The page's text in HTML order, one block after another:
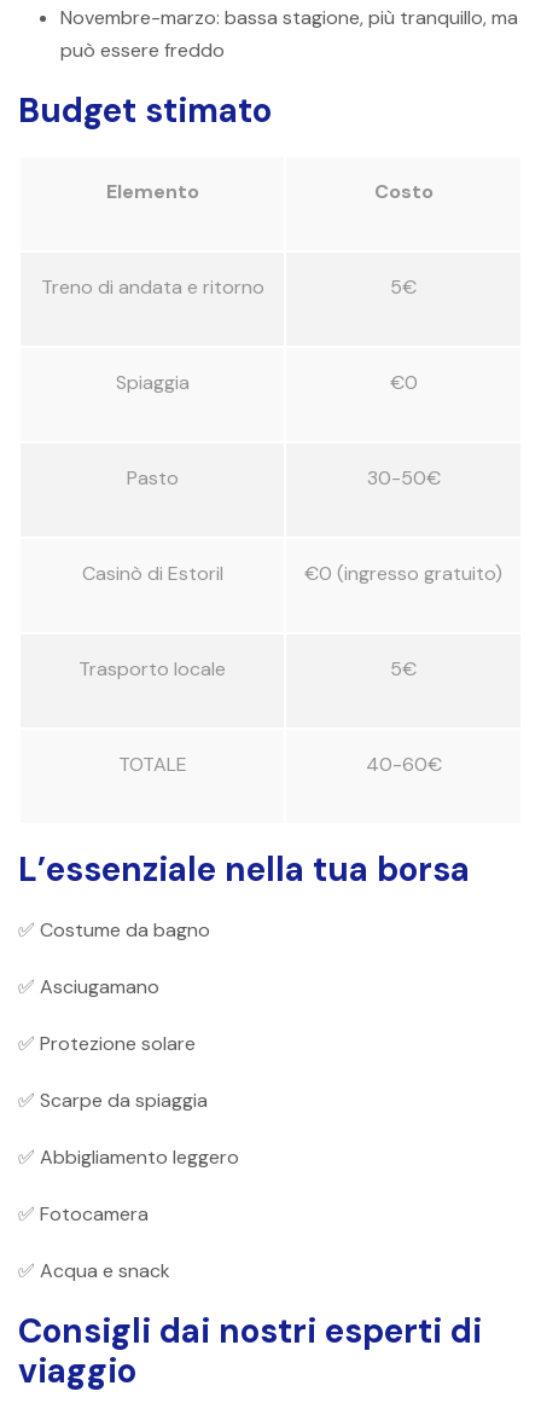
Novembre-marzo: bassa stagione, più tranquillo, ma
può essere freddo
Budget stimato
Elemento Costo
Treno di andata e ritorno 5€
Spiaggia €0
Pasto 30-50€
Casinò di Estoril €0 (ingresso gratuito)
Trasporto locale 5€
TOTALE 40-60€
L’essenziale nella tua borsa
✅ Costume da bagno
✅ Asciugamano
✅ Protezione solare
✅ Scarpe da spiaggia
✅ Abbigliamento leggero
✅ Fotocamera
✅ Acqua e snack
Consigli dai nostri esperti di
viaggio